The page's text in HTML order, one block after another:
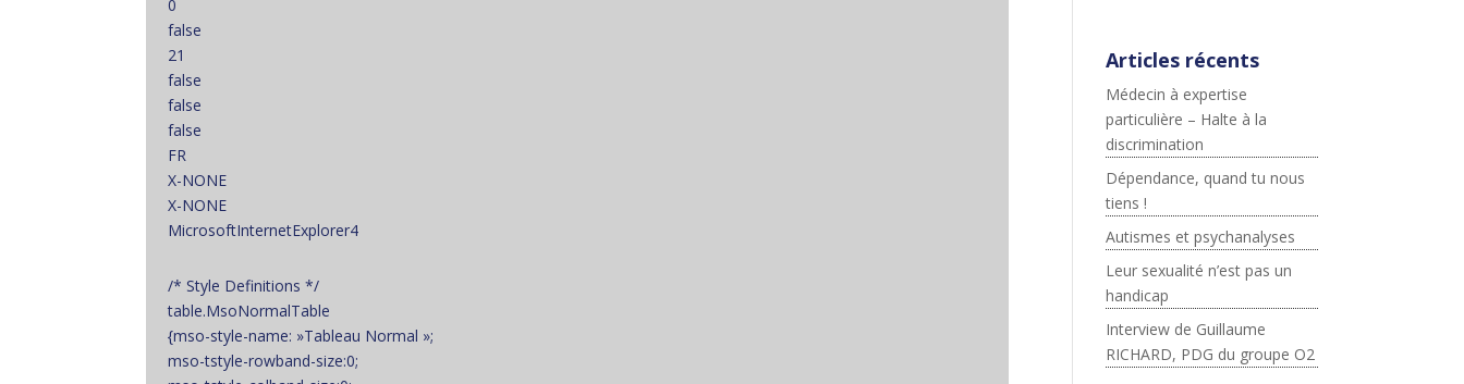
0
false
21
false
false
false
FR
X-NONE
X-NONE
MicrosoftInternetExplorer4
/* Style Definitions */
table.MsoNormalTable
{mso-style-name: »Tableau Normal »;
mso-tstyle-rowband-size:0;
Articles récents
Médecin à expertise
particulière – Halte à la
discrimination
Dépendance, quand tu nous
tiens !
Autismes et psychanalyses
Leur sexualité n’est pas un
handicap
Interview de Guillaume
RICHARD, PDG du groupe O2